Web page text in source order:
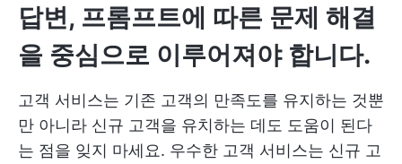
답변, 프롬프트에 따른 문제 해결
을 중심으로 이루어져야 합니다.
고객 서비스는 기존 고객의 만족도를 유지하는 것뿐
만 아니라 신규 고객을 유치하는 데도 도움이 된다
는 점을 잊지 마세요. 우수한 고객 서비스는 신규 고